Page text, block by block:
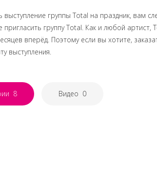
выступление группы Total на праздник, вам
пригласить группу Total. Как и любой
вперёд. Поэтому если вы хотите,
выступления.
8 Видео 0